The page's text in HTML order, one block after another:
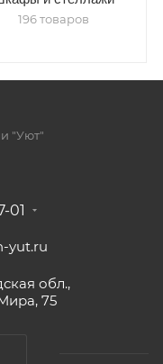
196 товаров
"Уют"
01
yut.ru
обл.,
75